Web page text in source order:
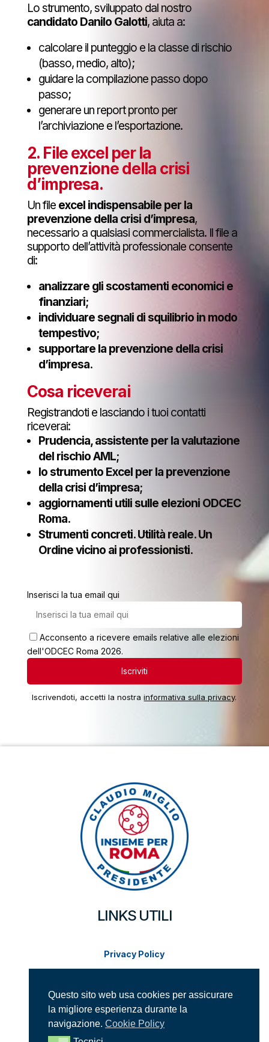
Lo strumento, sviluppato dal nostro
candidato Danilo Galotti, aiuta a:
calcolare il punteggio e la classe di rischio
(basso, medio, alto);
guidare la compilazione passo dopo
passo;
generare un report pronto per
l’archiviazione e l’esportazione.
2. File excel per la
prevenzione della crisi
d’impresa.
Un file excel indispensabile per la
prevenzione della crisi d’impresa,
necessario a qualsiasi commercialista. Il file a
supporto dell’attività professionale consente
di:
analizzare gli scostamenti economici e
finanziari;
individuare segnali di squilibrio in modo
tempestivo;
supportare la prevenzione della crisi
d’impresa.
Cosa riceverai
Registrandoti e lasciando i tuoi contatti
riceverai:
Prudencia, assistente per la valutazione
del rischio AML;
lo strumento Excel per la prevenzione
della crisi d’impresa;
aggiornamenti utili sulle elezioni ODCEC
Roma.
Strumenti concreti. Utilità reale. Un
Ordine vicino ai professionisti.
Inserisci la tua email qui
Acconsento a ricevere emails relative alle elezioni
dell'ODCEC Roma 2026.
Iscrivendoti, accetti la nostrainformativa sulla privacy.
LINKS UTILI
Privacy Policy
Modifica impostazioni cookie
SUPPORTACI SUI SOCIAL
Questo sito web usa cookies per assicurare
la migliore esperienza durante la
navigazione. Cookie Policy